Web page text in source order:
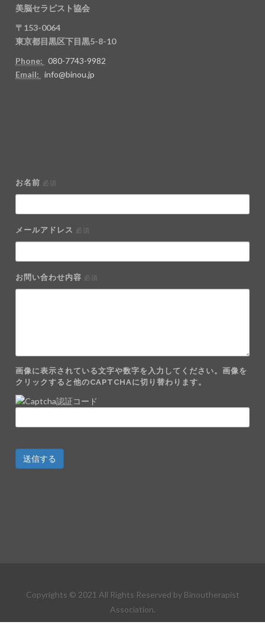
美脳セラピスト協会
〒153-0064
東京都目黒区下目黒5-8-10
Phone:
080-7743-9982
Email:
info@binou.jp
お名前 必須
メールアドレス 必須
お問い合わせ内容 必須
画像に表示されている文字や数字を入力してください。画像を
クリックすると他のCAPTCHAに切り替わります。
Copyrights © 2021 All Rights Reserved by Binoutherapist
Association.